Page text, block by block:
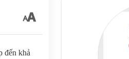
đến khả